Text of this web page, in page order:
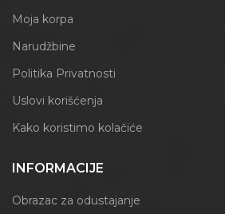
Moja korpa
Narudžbine
Politika Privatnosti
Uslovi korišćenja
Kako koristimo kolačiće
INFORMACIJE
Obrazac za odustajanje